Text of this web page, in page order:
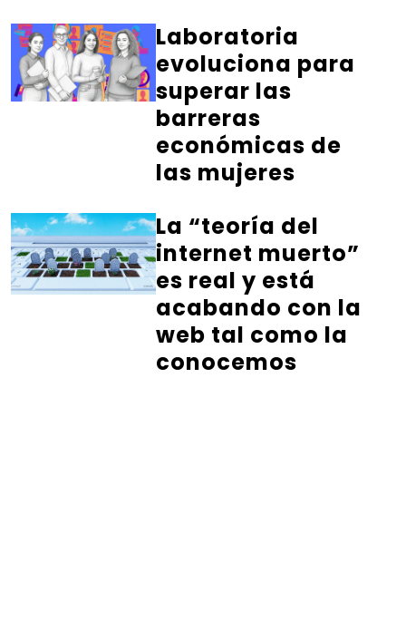
Laboratoria
evoluciona para
superar las
barreras
económicas de
las mujeres
La “teoría del
internet muerto”
es real y está
acabando con la
web tal como la
conocemos